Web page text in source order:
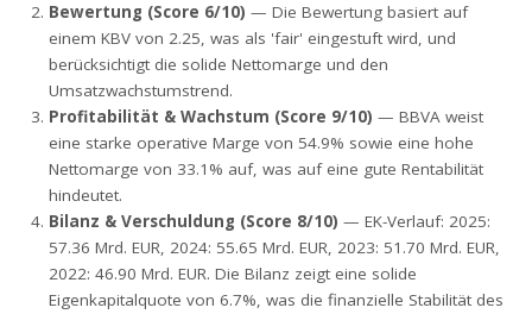
Bewertung (Score 6/10) — Die Bewertung basiert auf
einem KBV von 2.25, was als 'fair' eingestuft wird, und
berücksichtigt die solide Nettomarge und den
Umsatzwachstumstrend.
Profitabilität & Wachstum (Score 9/10) — BBVA weist
eine starke operative Marge von 54.9% sowie eine hohe
Nettomarge von 33.1% auf, was auf eine gute Rentabilität
hindeutet.
Bilanz & Verschuldung (Score 8/10) — EK-Verlauf: 2025:
57.36 Mrd. EUR, 2024: 55.65 Mrd. EUR, 2023: 51.70 Mrd. EUR,
2022: 46.90 Mrd. EUR. Die Bilanz zeigt eine solide
Eigenkapitalquote von 6.7%, was die finanzielle Stabilität des